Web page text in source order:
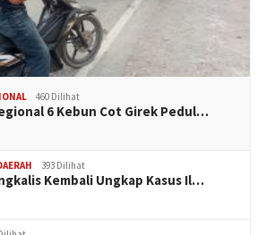
460 Dilihat
6 Kebun Cot Girek Pedul…
393 Dilihat
Kembali Ungkap Kasus Il…